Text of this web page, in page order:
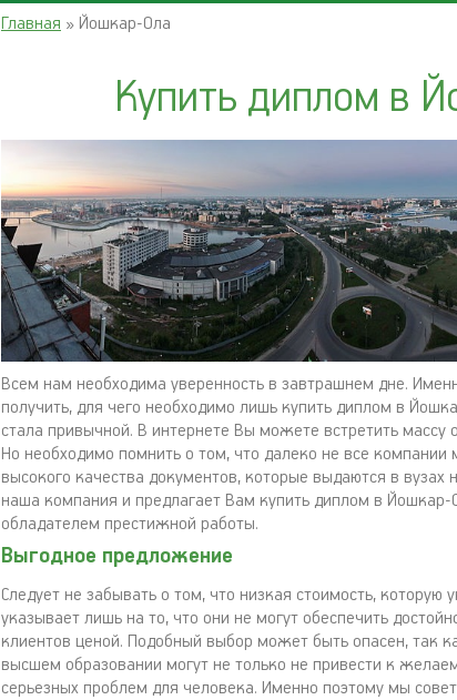
Главная » Йошкар-Ола
Купить диплом в
Всем нам необходима уверенность в завтрашнем дне.
получить, для чего необходимо лишь купить диплом в
стала привычной. В интернете Вы можете встретить
Но необходимо помнить о том, что далеко не все компании
высокого качества документов, которые выдаются в
наша компания и предлагает Вам купить диплом в Йошкар-
обладателем престижной работы.
Выгодное предложение
Следует не забывать о том, что низкая стоимость,
указывает лишь на то, что они не могут обеспечить
клиентов ценой. Подобный выбор может быть опасен, так
высшем образовании могут не только не привести к
серьезных проблем для человека. Именно поэтому мы